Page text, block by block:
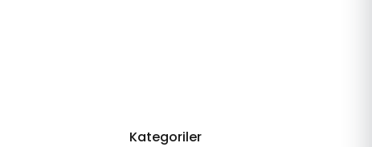
Kategoriler